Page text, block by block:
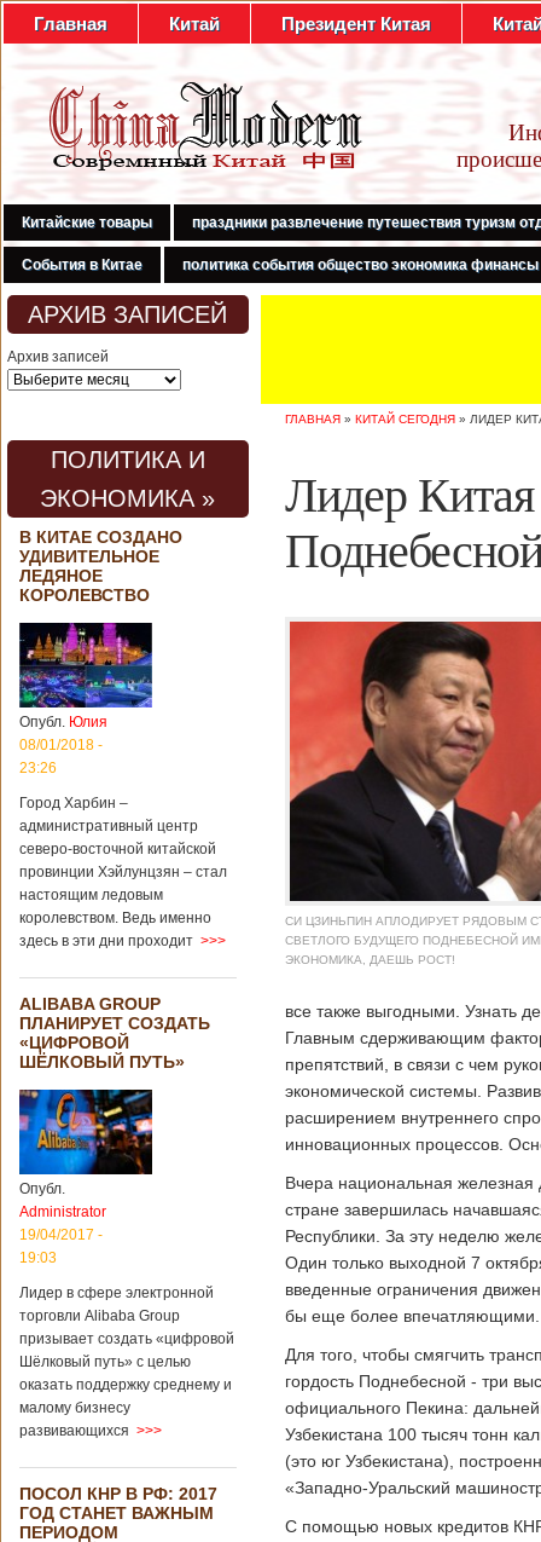
Главная Китай Президент Китая
Китайские товары праздники развлечение путешествия туризм
События в Китае политика события общество экономика финансы
АРХИВ ЗАПИСЕЙ
Архив записей
ПОЛИТИКА И
ЭКОНОМИКА »
В КИТАЕ СОЗДАНО
УДИВИТЕЛЬНОЕ
ЛЕДЯНОЕ
КОРОЛЕВСТВО
Опубл. Юлия
08/01/2018 -
23:26
Город Харбин –
административный центр
северо-восточной китайской
провинции Хэйлунцзян – стал
настоящим ледовым
королевством. Ведь именно
здесь в эти дни проходит >>>
ALIBABA GROUP
ПЛАНИРУЕТ СОЗДАТЬ
«ЦИФРОВОЙ
ШЁЛКОВЫЙ ПУТЬ»
Опубл.
Administrator
19/04/2017 -
19:03
Лидер в сфере электронной
торговли Alibaba Group
призывает создать «цифровой
Шёлковый путь» с целью
оказать поддержку среднему и
малому бизнесу
развивающихся >>>
ПОСОЛ КНР В РФ: 2017
ГОД СТАНЕТ ВАЖНЫМ
ПЕРИОДОМ
ГЛАВНАЯ » КИТАЙ СЕГОДНЯ » ЛИДЕР
Лидер
СИ ЦЗИНЬПИН АПЛОДИРУЕТ РЯДОВЫМ
СВЕТЛОГО БУДУЩЕГО ПОДНЕБЕСНОЙ
ЭКОНОМИКА, ДАЕШЬ РОСТ!
все также выгодными. Узнать
Главным сдерживающим
препятствий, в связи с чем
экономической системы.
расширением внутреннего
инновационных процессов.
Вчера национальная
стране завершилась
Республики. За эту неделю
Один только выходной 7
введенные ограничения
бы еще более впечатляющими.
Для того, чтобы смягчить
гордость Поднебесной - три
официального Пекина:
Узбекистана 100 тысяч тонн
(это юг Узбекистана),
«Западно-Уральский
С помощью новых кредитов КНР